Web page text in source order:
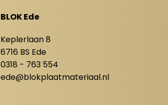
BLOK Ede
Keplerlaan 8
6716 BS Ede
0318 - 763 554
ede@blokplaatmateriaal.nl